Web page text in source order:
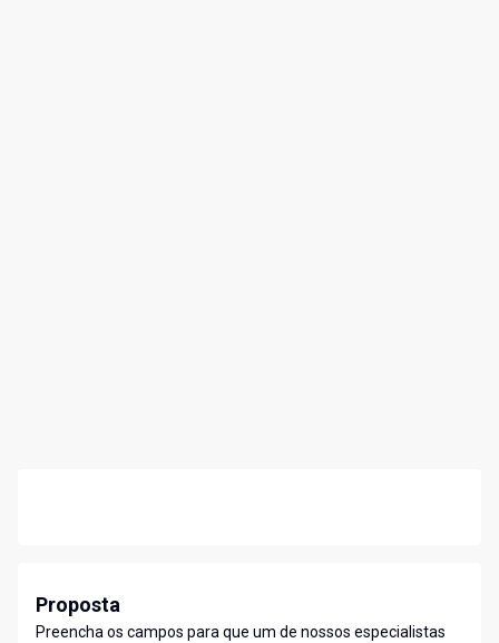
Proposta
Preencha os campos para que um de nossos especialistas